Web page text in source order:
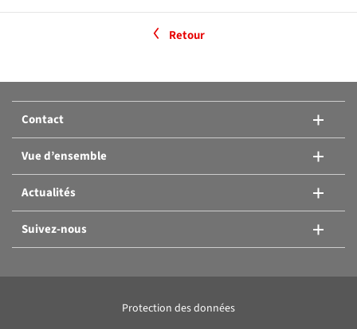
Retour
Contact
Vue d’ensemble
Actualités
Suivez-nous
Protection des données